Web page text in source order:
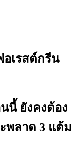
อเรสต์กรีน
นี้ ยังคงต้อง
พลาด 3 แต้ม